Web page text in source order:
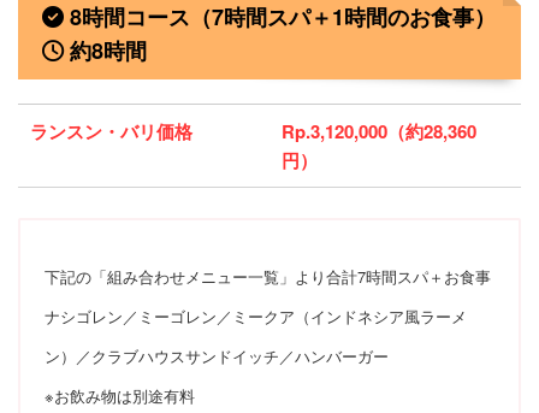
8時間コース（7時間スパ＋1時間のお食事）
約8時間
ランスン・バリ価格
Rp.3,120,000（約28,360
円）
下記の「組み合わせメニュー一覧」より合計7時間スパ＋お食事
ナシゴレン／ミーゴレン／ミークア（インドネシア風ラーメ
ン）／クラブハウスサンドイッチ／ハンバーガー
※お飲み物は別途有料